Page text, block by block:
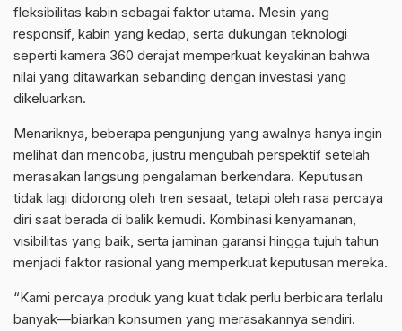
fleksibilitas kabin sebagai faktor utama. Mesin yang
responsif, kabin yang kedap, serta dukungan teknologi
seperti kamera 360 derajat memperkuat keyakinan bahwa
nilai yang ditawarkan sebanding dengan investasi yang
dikeluarkan.
Menariknya, beberapa pengunjung yang awalnya hanya ingin
melihat dan mencoba, justru mengubah perspektif setelah
merasakan langsung pengalaman berkendara. Keputusan
tidak lagi didorong oleh tren sesaat, tetapi oleh rasa percaya
diri saat berada di balik kemudi. Kombinasi kenyamanan,
visibilitas yang baik, serta jaminan garansi hingga tujuh tahun
menjadi faktor rasional yang memperkuat keputusan mereka.
“Kami percaya produk yang kuat tidak perlu berbicara terlalu
banyak—biarkan konsumen yang merasakannya sendiri.